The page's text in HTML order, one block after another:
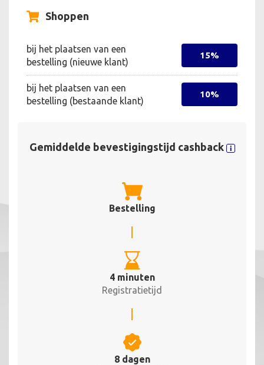
Shoppen
bij het plaatsen van een
bestelling (nieuwe klant)
15%
bij het plaatsen van een
bestelling (bestaande klant)
10%
Gemiddelde bevestigingstijd cashback
Bestelling
4 minuten
Registratietijd
8 dagen